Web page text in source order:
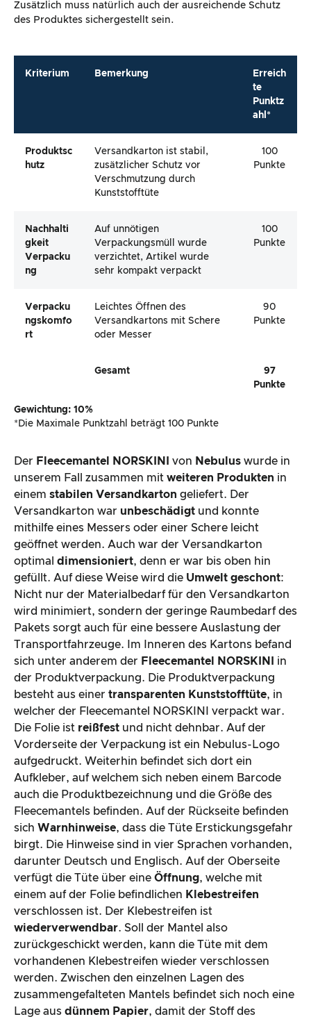
Zusätzlich muss natürlich auch der ausreichende Schutz
des Produktes sichergestellt sein.
Kriterium Bemerkung
Erreich
te
Punktz
ahl*
Produktsc
Hutz
Versandkarton ist stabil,
zusätzlicher Schutz vor
Verschmutzung durch
Kunststofftüte
100
Punkte
Nachhalti
Gkeit
Verpacku
Ng
Auf unnötigen
Verpackungsmüll wurde
verzichtet, Artikel wurde
sehr kompakt verpackt
100
Punkte
Verpacku
Ngskomfo
Rt
Leichtes Öffnen des
Versandkartons mit Schere
oder Messer
90
Punkte
Gesamt
97
Punkte
Gewichtung: 10%
*Die Maximale Punktzahl beträgt 100 Punkte
Der Fleecemantel NORSKINI von Nebulus wurde in
unserem Fall zusammen mit weiteren Produkten in
einem stabilen Versandkarton geliefert. Der
Versandkarton war unbeschädigt und konnte
mithilfe eines Messers oder einer Schere leicht
geöffnet werden. Auch war der Versandkarton
optimal dimensioniert, denn er war bis oben hin
gefüllt. Auf diese Weise wird die Umwelt geschont:
Nicht nur der Materialbedarf für den Versandkarton
wird minimiert, sondern der geringe Raumbedarf des
Pakets sorgt auch für eine bessere Auslastung der
Transportfahrzeuge. Im Inneren des Kartons befand
sich unter anderem der Fleecemantel NORSKINI in
der Produktverpackung. Die Produktverpackung
besteht aus einer transparenten Kunststofftüte, in
welcher der Fleecemantel NORSKINI verpackt war.
Die Folie ist reißfest und nicht dehnbar. Auf der
Vorderseite der Verpackung ist ein Nebulus-Logo
aufgedruckt. Weiterhin befindet sich dort ein
Aufkleber, auf welchem sich neben einem Barcode
auch die Produktbezeichnung und die Größe des
Fleecemantels befinden. Auf der Rückseite befinden
sich Warnhinweise, dass die Tüte Erstickungsgefahr
birgt. Die Hinweise sind in vier Sprachen vorhanden,
darunter Deutsch und Englisch. Auf der Oberseite
verfügt die Tüte über eine Öffnung, welche mit
einem auf der Folie befindlichen Klebestreifen
verschlossen ist. Der Klebestreifen ist
wiederverwendbar. Soll der Mantel also
zurückgeschickt werden, kann die Tüte mit dem
vorhandenen Klebestreifen wieder verschlossen
werden. Zwischen den einzelnen Lagen des
zusammengefalteten Mantels befindet sich noch eine
Lage aus dünnem Papier, damit der Stoff des